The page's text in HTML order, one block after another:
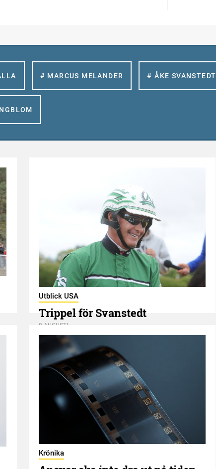
# MARCUS MELANDER # ÅKE SVANSTEDT
Utblick USA
Trippel för Svanstedt
8 AUGUSTI
Krönika